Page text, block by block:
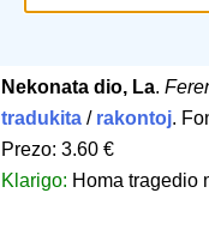
Nekonata dio, La.
tradukita / rakontoj.
Prezo: 3.60 €
Klarigo: Homa tragedio